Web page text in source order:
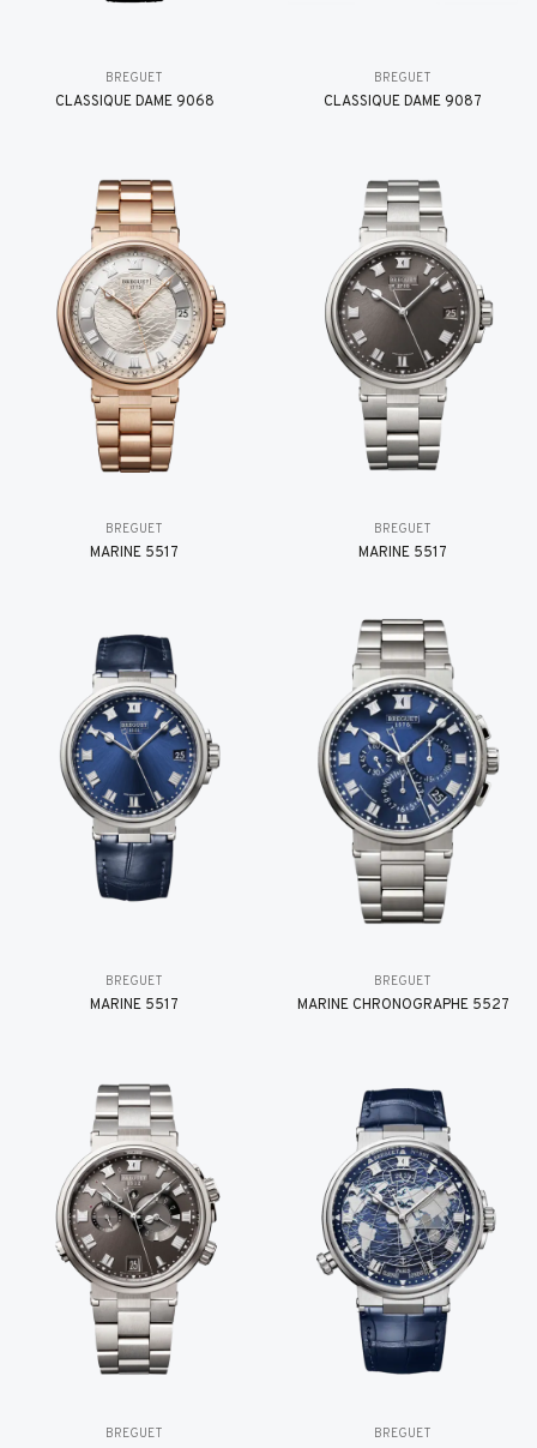
BREGUET
CLASSIQUE DAME 9068
BREGUET
CLASSIQUE DAME 9087
BREGUET
MARINE 5517
BREGUET
MARINE 5517
BREGUET
MARINE 5517
BREGUET
MARINE CHRONOGRAPHE 5527
BREGUET BREGUET